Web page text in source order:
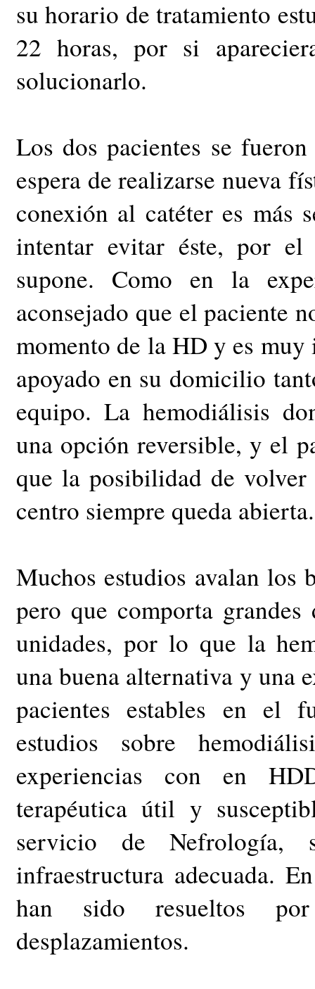
su horario de tratamiento
22 horas, por si
solucionarlo.
Los dos pacientes se
espera de realizarse nueva
conexión al catéter es más
intentar evitar éste, por el
supone. Como en la
aconsejado que el paciente
momento de la HD y es
apoyado en su domicilio
equipo. La hemodiálisis
una opción reversible, y el
que la posibilidad de
centro siempre queda abierta.
Muchos estudios avalan los
pero que comporta
unidades, por lo que la
una buena alternativa y una
pacientes estables en el
estudios sobre
experiencias con en
terapéutica útil y
servicio de Nefrología,
infraestructura adecuada.
han sido resueltos
desplazamientos.